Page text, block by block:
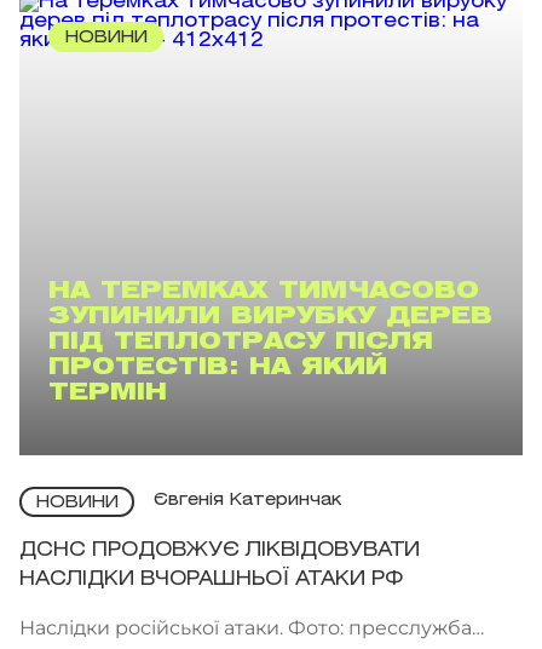
НОВИНИ
НА ТЕРЕМКАХ ТИМЧАСОВО
ЗУПИНИЛИ ВИРУБКУ ДЕРЕВ
ПІД ТЕПЛОТРАСУ ПІСЛЯ
ПРОТЕСТІВ: НА ЯКИЙ
ТЕРМІН
НОВИНИ Євгенія Катеринчак
ДСНС ПРОДОВЖУЄ ЛІКВІДОВУВАТИ
НАСЛІДКИ ВЧОРАШНЬОЇ АТАКИ РФ
Наслідки російської атаки. Фото: пресслужба